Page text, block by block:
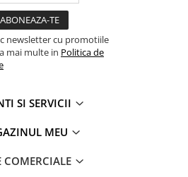
si
si remorci
newsletter cu promotiile
mai multe in Politica de
SI SERVICII
MEU
COMERCIALE